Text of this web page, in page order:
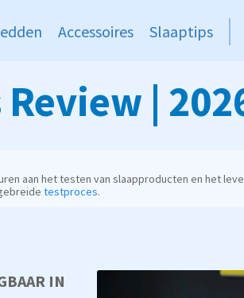
Accessoires Slaaptips
|
aan het testen van slaapproducten en het
testproces.
IN